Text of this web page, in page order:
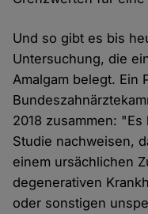
Und so gibt es bis
Untersuchung, die
Amalgam belegt. Ein
2018 zusammen:
Studie nachweisen,
einem ursächlichen
degenerativen
oder sonstigen